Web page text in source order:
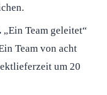
„Ein Team geleitet“
Team von acht
um 20